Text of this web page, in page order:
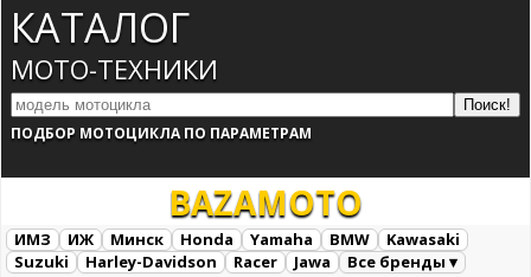
КАТАЛОГ
МОТО-ТЕХНИКИ
ПОДБОР МОТОЦИКЛА ПО ПАРАМЕТРАМ
BAZAMOTO
ИМЗ ИЖ Минск Honda Yamaha BMW
Kawasaki
Suzuki
Harley-Davidson Racer Jawa
Все бренды ▾